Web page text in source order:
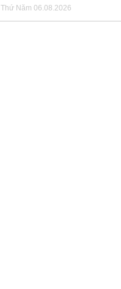
Thứ Năm 06.08.2026